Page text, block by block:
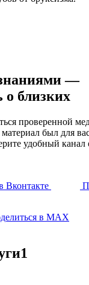
—
о близких
проверенной
был для
удобный канал
Вконтакте
в МАХ